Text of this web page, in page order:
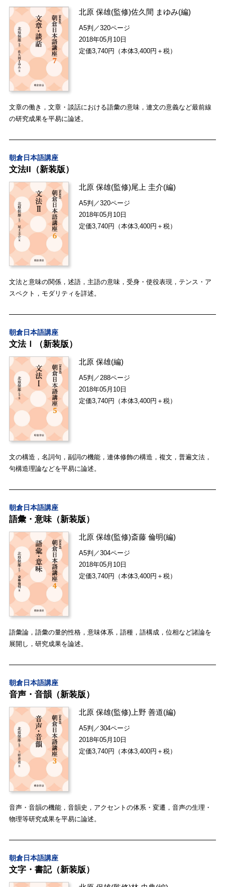
北原 保雄(監修)佐久間 まゆみ(編)
A5判／320ページ
2018年05月10日
定価3,740円（本体3,400円＋税）
文章の働き，文章・談話における語彙の意味，連文の意義など最前線
の研究成果を平易に論述。
朝倉日本語講座
文法II（新装版）
北原 保雄(監修)尾上 圭介(編)
A5判／320ページ
2018年05月10日
定価3,740円（本体3,400円＋税）
文法と意味の関係，述語，主語の意味，受身・使役表現，テンス・ア
スペクト，モダリティを詳述。
朝倉日本語講座
文法Ｉ（新装版）
北原 保雄(編)
A5判／288ページ
2018年05月10日
定価3,740円（本体3,400円＋税）
文の構造，名詞句，副詞の機能，連体修飾の構造，複文，普遍文法，
句構造理論などを平易に論述。
朝倉日本語講座
語彙・意味（新装版）
北原 保雄(監修)斎藤 倫明(編)
A5判／304ページ
2018年05月10日
定価3,740円（本体3,400円＋税）
語彙論，語彙の量的性格，意味体系，語種，語構成，位相など諸論を
展開し，研究成果を論述。
朝倉日本語講座
音声・音韻（新装版）
北原 保雄(監修) 上野 善道(編)
A5判／304ページ
2018年05月10日
定価3,740円（本体3,400円＋税）
音声・音韻の機能，音韻史，アクセントの体系・変遷，音声の生理・
物理等研究成果を平易に論述。
朝倉日本語講座
文字・書記（新装版）